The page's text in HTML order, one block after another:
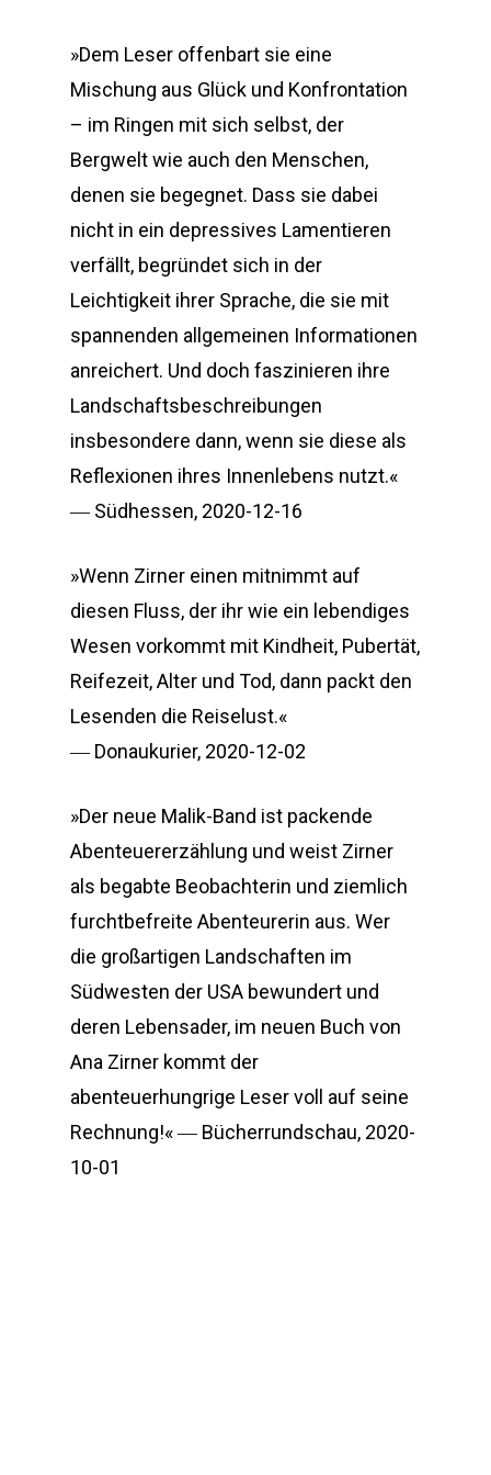
»Dem Leser offenbart sie eine
Mischung aus Glück und Konfrontation
– im Ringen mit sich selbst, der
Bergwelt wie auch den Menschen,
denen sie begegnet. Dass sie dabei
nicht in ein depressives Lamentieren
verfällt, begründet sich in der
Leichtigkeit ihrer Sprache, die sie mit
spannenden allgemeinen Informationen
anreichert. Und doch faszinieren ihre
Landschaftsbeschreibungen
insbesondere dann, wenn sie diese als
Reflexionen ihres Innenlebens nutzt.«
―Südhessen, 2020-12-16
»Wenn Zirner einen mitnimmt auf
diesen Fluss, der ihr wie ein lebendiges
Wesen vorkommt mit Kindheit, Pubertät,
Reifezeit, Alter und Tod, dann packt den
Lesenden die Reiselust.«
―Donaukurier, 2020-12-02
»Der neue Malik-Band ist packende
Abenteuererzählung und weist Zirner
als begabte Beobachterin und ziemlich
furchtbefreite Abenteurerin aus. Wer
die großartigen Landschaften im
Südwesten der USA bewundert und
deren Lebensader, im neuen Buch von
Ana Zirner kommt der
abenteuerhungrige Leser voll auf seine
Rechnung!« ―Bücherrundschau, 2020-
10-01